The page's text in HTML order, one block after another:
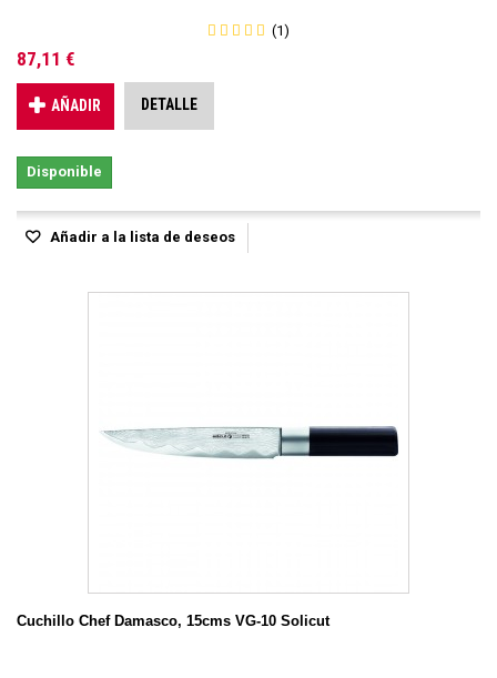
(1)
87,11 €
AÑADIR DETALLE
Disponible
Añadir a la lista de deseos
Cuchillo Chef Damasco, 15cms VG-10 Solicut